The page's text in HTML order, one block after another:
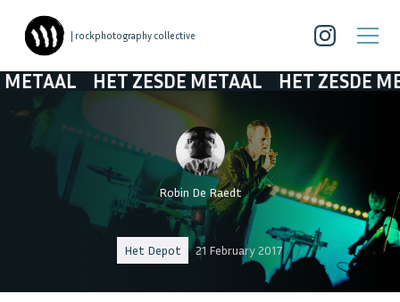
| rockphotography collective
HET ZESDE METAAL HET ZESDE METAAL
Robin De Raedt
Het Depot 21 February 2017